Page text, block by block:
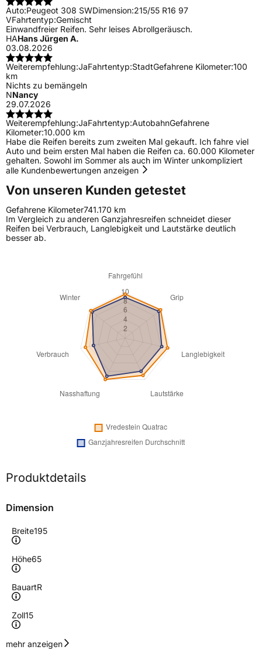
Auto:Peugeot 308 SWDimension:215/55 R16 97
VFahrtentyp:Gemischt
Einwandfreier Reifen. Sehr leises Abrollgeräusch.
HAHans Jürgen A.
03.08.2026
Weiterempfehlung:JaFahrtentyp:StadtGefahrene Kilometer:100
km
Nichts zu bemängeln
NNancy
29.07.2026
Weiterempfehlung:JaFahrtentyp:AutobahnGefahrene
Kilometer:10.000 km
Habe die Reifen bereits zum zweiten Mal gekauft. Ich fahre viel
Auto und beim ersten Mal haben die Reifen ca. 60.000 Kilometer
gehalten. Sowohl im Sommer als auch im Winter unkompliziert
alle Kundenbewertungen anzeigen
Von unseren Kunden getestet
Gefahrene Kilometer741.170 km
Im Vergleich zu anderen Ganzjahresreifen schneidet dieser
Reifen bei Verbrauch, Langlebigkeit und Lautstärke deutlich
besser ab.
Produktdetails
Dimension
Breite195
Höhe65
BauartR
Zoll15
Geschwindigkeitsindex
mehr anzeigen